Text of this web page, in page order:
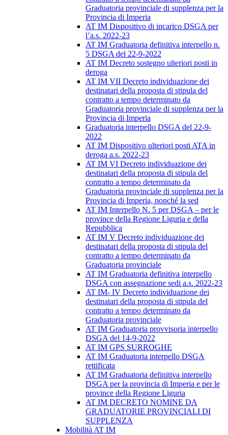
Graduatoria provinciale di supplenza per la
Provincia di Imperia
AT IM Dispositivo di incarico DSGA per
l’a.s. 2022-23
AT IM Graduatoria definitiva interpello n.
5 DSGA del 22-9-2022
AT IM Decreto sostegno ulteriori posti in
deroga
AT IM VII Decreto individuazione dei
destinatari della proposta di stipula del
contratto a tempo determinato da
Graduatoria provinciale di supplenza per la
Provincia di Imperia
Graduatoria interpello DSGA del 22-9-
2022
AT IM Dispositivo ulteriori posti ATA in
deroga a.s. 2022-23
AT IM VI Decreto individuazione dei
destinatari della proposta di stipula del
contratto a tempo determinato da
Graduatoria provinciale di supplenza per la
Provincia di Imperia, nonché la sed
AT IM Interpello N. 5 per DSGA – per le
province della Regione Liguria e della
Repubblica
AT IM V Decreto individuazione dei
destinatari della proposta di stipula del
contratto a tempo determinato da
Graduatoria provinciale
AT IM Graduatoria definitiva interpello
DSGA con assegnazione sedi a.s. 2022-23
AT IM- IV Decreto individuazione dei
destinatari della proposta di stipula del
contratto a tempo determinato da
Graduatoria provinciale
AT IM Graduatoria provvisoria interpello
DSGA del 14-9-2022
AT IM GPS SURROGHE
AT IM Graduatoria interpello DSGA
rettificata
AT IM Graduatoria definitiva interpello
DSGA per la provincia di Imperia e per le
province della Regione Liguria
AT IM DECRETO NOMINE DA
GRADUATORIE PROVINCIALI DI
SUPPLENZA
Mobilità AT IM